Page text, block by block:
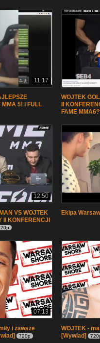
11:17
MMA 5! l FULL
WOJTEK
II
FAME
12:50
VS WOJTEK
II KONFERENCJI
Ekipa
07:13
i zawsze
720p
WOJTEK -
[Wywiad]